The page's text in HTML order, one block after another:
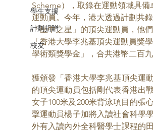
學生支援
計劃捐贈
校友
Scheme），取錄在運動領域具備
運動員。今年，港大透過計劃共
「星中之星」的頂尖運動員，他
「香港大學李兆基頂尖運動員獎
學術類獎學金」，合共港幣二百九
獲頒發「香港大學李兆基頂尖運
的頂尖運動員包括剛代表香港出
女子100米及200米背泳項目的張
擊運動員楊子加將入讀社會科學
外有入讀內外全科醫學士課程的